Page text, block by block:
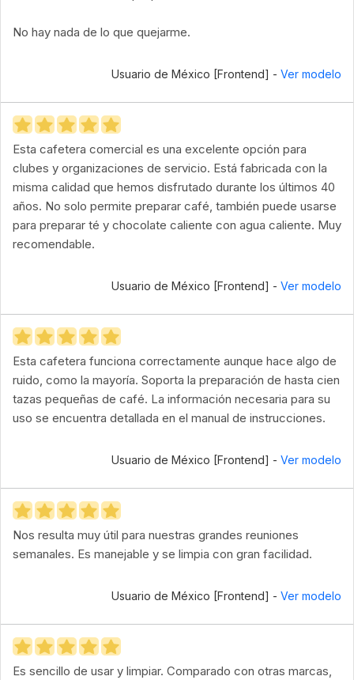
No hay nada de lo que quejarme.
Usuario de México [Frontend] - Ver modelo
Esta cafetera comercial es una excelente opción para
clubes y organizaciones de servicio. Está fabricada con la
misma calidad que hemos disfrutado durante los últimos 40
años. No solo permite preparar café, también puede usarse
para preparar té y chocolate caliente con agua caliente. Muy
recomendable.
Usuario de México [Frontend] - Ver modelo
Esta cafetera funciona correctamente aunque hace algo de
ruido, como la mayoría. Soporta la preparación de hasta cien
tazas pequeñas de café. La información necesaria para su
uso se encuentra detallada en el manual de instrucciones.
Usuario de México [Frontend] - Ver modelo
Nos resulta muy útil para nuestras grandes reuniones
semanales. Es manejable y se limpia con gran facilidad.
Usuario de México [Frontend] - Ver modelo
Es sencillo de usar y limpiar. Comparado con otras marcas,